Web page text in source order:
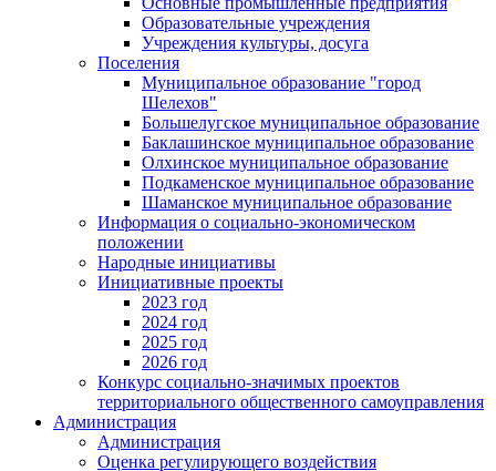
Образовательные учреждения
Учреждения культуры, досуга
Поселения
Муниципальное образование "город
Шелехов"
Большелугское муниципальное образование
Баклашинское муниципальное образование
Олхинское муниципальное образование
Подкаменское муниципальное образование
Шаманское муниципальное образование
Информация о социально-экономическом
положении
Народные инициативы
Инициативные проекты
2023 год
2024 год
2025 год
2026 год
Конкурс социально-значимых проектов
территориального общественного самоуправления
Администрация
Администрация
Оценка регулирующего воздействия